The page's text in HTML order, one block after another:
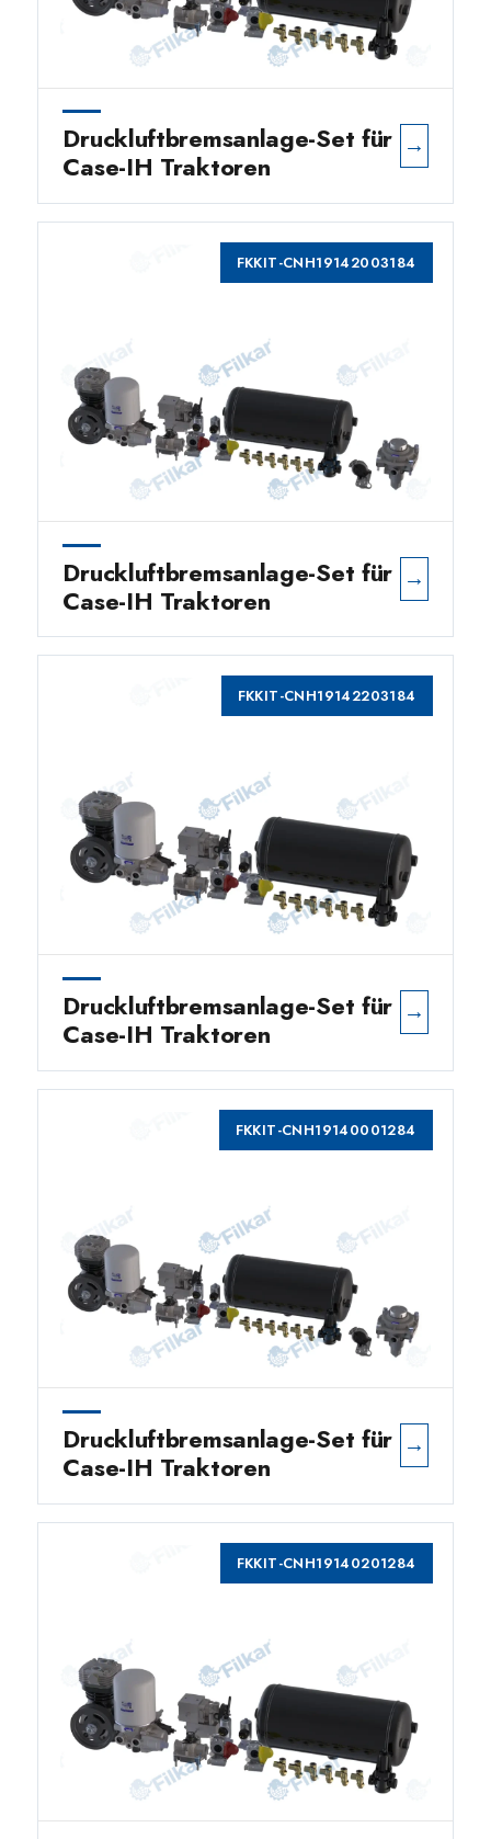
Druckluftbremsanlage-Set für
Case-IH Traktoren
→
FKKIT-CNH19142003184
Druckluftbremsanlage-Set für
Case-IH Traktoren
→
FKKIT-CNH19142203184
Druckluftbremsanlage-Set für
Case-IH Traktoren
→
FKKIT-CNH19140001284
Druckluftbremsanlage-Set für
Case-IH Traktoren
→
FKKIT-CNH19140201284